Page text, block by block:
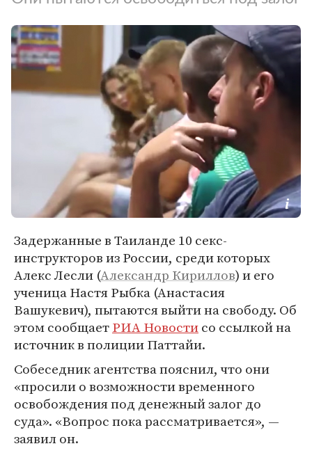
Задержанные в Таиланде 10 секс-
инструкторов из России, среди которых
Алекс Лесли (Александр Кириллов) и его
ученица Настя Рыбка (Анастасия
Вашукевич), пытаются выйти на свободу. Об
этом сообщаетРИА Новостисо ссылкой на
источник в полиции Паттайи.
Собеседник агентства пояснил, что они
«просили о возможности временного
освобождения под денежный залог до
суда». «Вопрос пока рассматривается», —
заявил он.